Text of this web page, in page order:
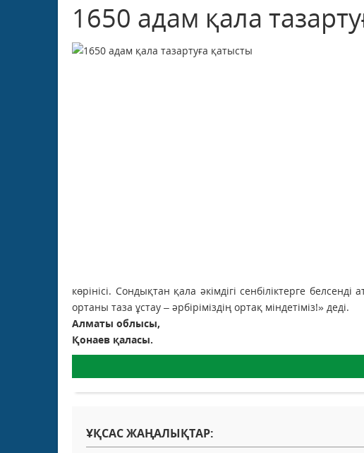
1650 адам қала
көрінісі. Сондықтан қала әкімдігі сенбіліктерге
ортаны таза ұстау – әрбіріміздің ортақ міндетіміз!» деді.
Алматы облысы,
Қонаев қаласы.
ҰҚСАС ЖАҢАЛЫҚТАР: